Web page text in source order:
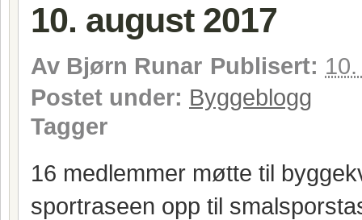
10. august 2017
Av Bjørn Runar Publisert:
Postet under: Byggeblogg
Tagger
16 medlemmer møtte til
sportraseen opp til